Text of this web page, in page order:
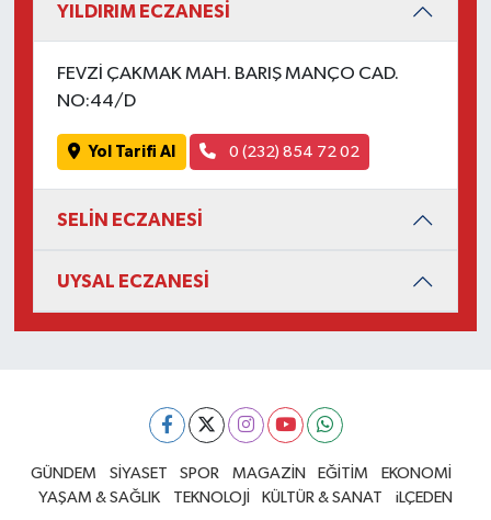
YILDIRIM ECZANESİ
FEVZİ ÇAKMAK MAH. BARIŞ MANÇO CAD.
NO:44/D
Yol Tarifi Al 0 (232) 854 72 02
SELİN ECZANESİ
UYSAL ECZANESİ
GÜNDEM SİYASET SPOR MAGAZİN EĞİTİM
EKONOMİ
YAŞAM & SAĞLIK
TEKNOLOJİ KÜLTÜR & SANAT iLÇEDEN